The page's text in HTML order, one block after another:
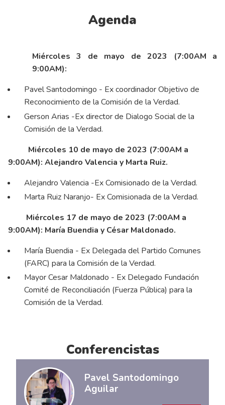
Agenda
Miércoles 3 de mayo de 2023 (7:00AM a
9:00AM):
Pavel Santodomingo - Ex coordinador Objetivo de
Reconocimiento de la Comisión de la Verdad.
Gerson Arias -Ex director de Dialogo Social de la
Comisión de la Verdad.
Miércoles 10 de mayo de 2023 (7:00AM a
9:00AM): Alejandro Valencia y Marta Ruiz.
Alejandro Valencia -Ex Comisionado de la Verdad.
Marta Ruiz Naranjo- Ex Comisionada de la Verdad.
Miércoles 17 de mayo de 2023 (7:00AM a
9:00AM): María Buendia y César Maldonado.
María Buendia - Ex Delegada del Partido Comunes
(FARC) para la Comisión de la Verdad.
Mayor Cesar Maldonado - Ex Delegado Fundación
Comité de Reconciliación (Fuerza Pública) para la
Comisión de la Verdad.
Conferencistas
Pavel Santodomingo
Aguilar